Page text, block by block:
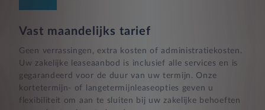
Vast maandelijks tarief
Geen verrassingen, extra kosten of administratiekosten.
Uw zakelijke leaseaanbod is inclusief alle services en is
gegarandeerd voor de duur van uw termijn. Onze
kortetermijn- of langetermijnleaseopties geven u
flexibiliteit om aan te sluiten bij uw zakelijke behoeften